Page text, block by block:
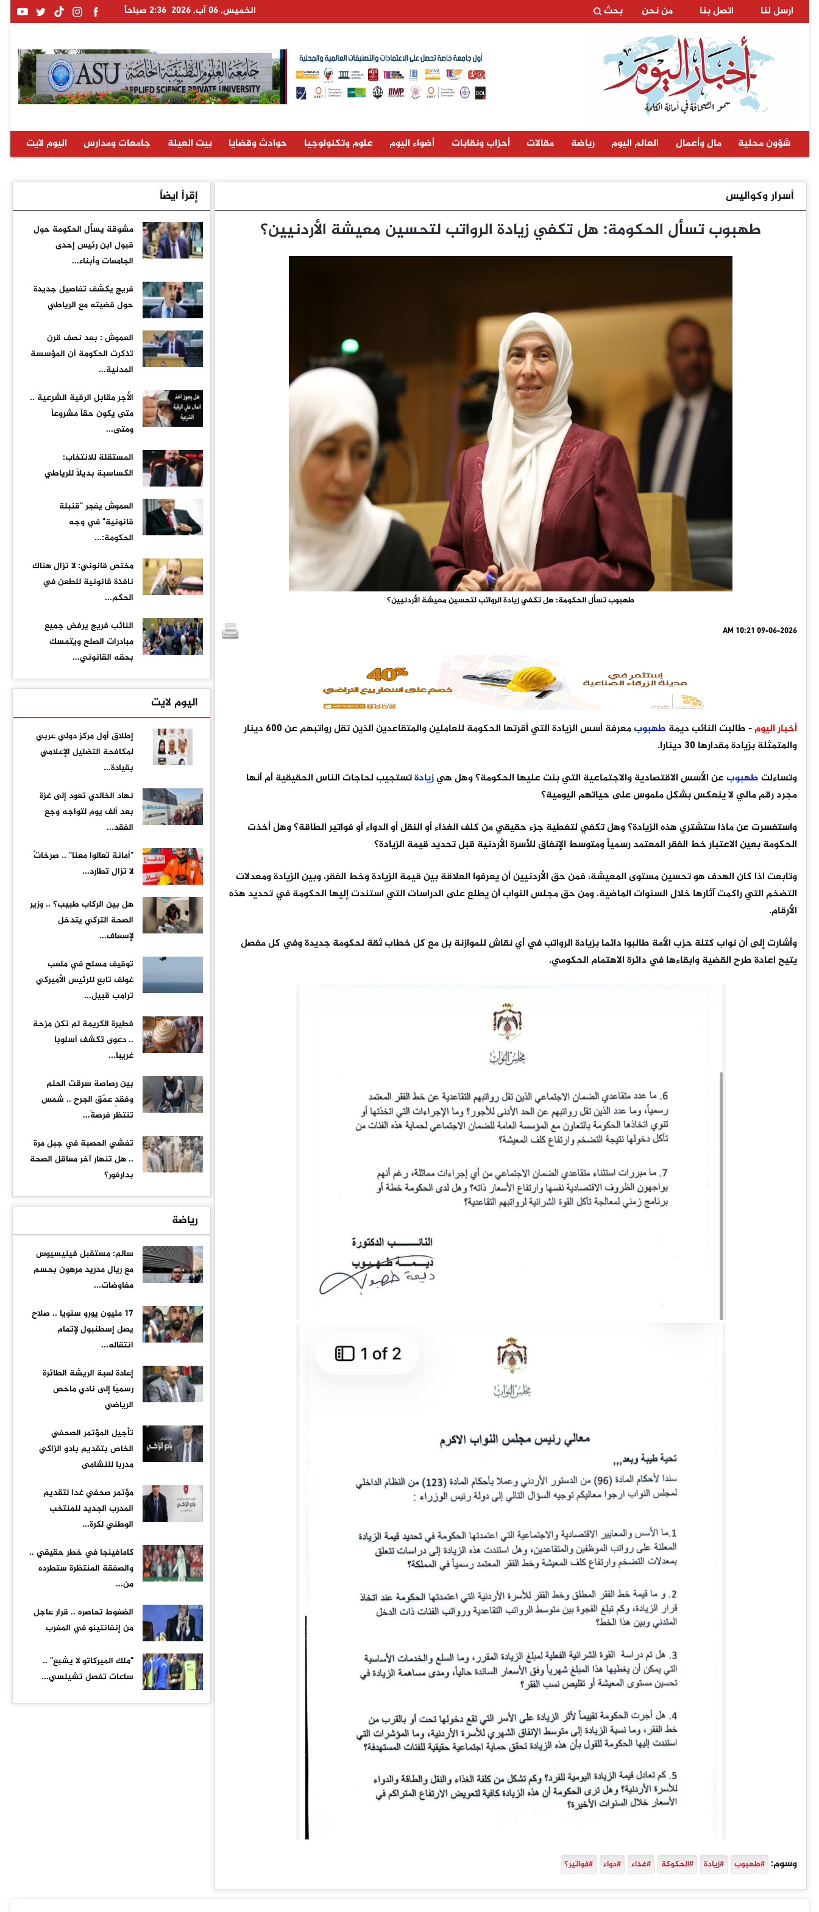
ارسل لنا اتصل بنا من نحن بحث الخميس, 06 آب, 2026 2:36 صباحاً
شؤون محلية مال وأعمال العالم اليوم رياضة مقالات أحزاب ونقابات أضواء اليوم علوم وتكنولوجيا حوادث وقضايا بيت العيلة جامعات ومدارس اليوم لايت
أسرار وكواليس
طهبوب تسأل الحكومة: هل تكفي زيادة الرواتب لتحسين معيشة الأردنيين؟
طهبوب تسأل الحكومة: هل تكفي زيادة الرواتب لتحسين معيشة الأردنيين؟
09-06-2026 10:21 AM
أخبار اليوم- طالبت النائب ديمة طهبوب
معرفة أسس الزيادة التي أقرتها الحكومة للعاملين والمتقاعدين الذين تقل رواتبهم عن 600 دينار
والمتمثلة بزيادة مقدارها 30 دينارا.
وتساءلتطهبوبعن الأسس الاقتصادية والاجتماعية التي بنت عليها الحكومة؟ وهل هيزيادةتستجيب لحاجات الناس الحقيقية أم أنها
مجرد رقم مالي لا ينعكس بشكل ملموس على حياتهم اليومية؟
واستفسرت عن ماذا ستشتري هذه الزيادة؟ وهل تكفي لتغطية جزء حقيقي من كلف الغذاء أو النقل أو الدواء أو فواتير الطاقة؟ وهل أخذت
الحكومة بعين الاعتبار خط الفقر المعتمد رسمياً ومتوسط الإنفاق للأسرة الأردنية قبل تحديد قيمة الزيادة؟
وتابعت اذا كان الهدف هو تحسين مستوى المعيشة، فمن حق الأردنيين أن يعرفوا العلاقة بين قيمة الزيادة وخط الفقر، وبين الزيادة ومعدلات
التضخم التي راكمت آثارها خلال السنوات الماضية. ومن حق مجلس النواب أن يطلع على الدراسات التي استندت إليها الحكومة في تحديد هذه
الأرقام.
وأشارت إلى أن نواب كتلة حزب الأمة طالبوا دائما بزيادة الرواتب في أي نقاش للموازنة بل مع كل خطاب ثقة لحكومة جديدة وفي كل مفصل
يتيح اعادة طرح القضية وابقاءها في دائرة الاهتمام الحكومي.
وسوم: #طهبوب #زيادة #الحكوكة #غذاء #دواء #فواتير؟
إقرأ ايضاً
مشوقة يسأل الحكومة حول
قبول ابن رئيس إحدى
الجامعات وأبناء...
فريج يكشف تفاصيل جديدة
حول قضيته مع الرياطي
العموش : بعد نصف قرن
تذكرت الحكومة أن المؤسسة
المدنية...
الأجر مقابل الرقية الشرعية ..
متى يكون حقاً مشروعاً
ومتى...
المستقلة للانتخاب:
الكساسبة بديلاً للرياطي
العموش يفجر "قنبلة
قانونية" في وجه
الحكومة:...
مختص قانوني: لا تزال هناك
نافذة قانونية للطعن في
الحكم...
النائب فريج يرفض جميع
مبادرات الصلح ويتمسك
بحقه القانوني...
اليوم لايت
إطلاق أول مركز دولي عربي
لمكافحة التضليل الإعلامي
بقيادة...
نهاد الخالدي تعود إلى غزة
بعد ألف يوم لتواجه وجع
الفقد...
"أمانة تعالوا معنا" .. صرخاتٌ
لا تزال تطارد...
هل بين الركاب طبيب؟ .. وزير
الصحة التركي يتدخل
لإسعاف...
توقيف مسلح في ملعب
غولف تابع للرئيس الأميركي
ترامب قبيل...
فطيرة الكريمة لم تكن مزحة
.. دعوى تكشف أسلوبا
غريبا...
بين رصاصة سرقت الحلم
وفقدٍ عمّق الجرح .. شمس
تنتظر فرصةً...
تفشي الحصبة في جبل مرة
.. هل تنهار آخر معاقل الصحة
بدارفور؟
رياضة
سالم: مستقبل فينيسيوس
مع ريال مدريد مرهون بحسم
مفاوضات...
17 مليون يورو سنويا .. صلاح
يصل إسطنبول لإتمام
انتقاله...
إعادة لعبة الريشة الطائرة
رسميًا إلى نادي ماحص
الرياضي
تأجيل المؤتمر الصحفي
الخاص بتقديم بادو الزاكي
مدربا للنشامى
مؤتمر صحفي غدا لتقديم
المدرب الجديد للمنتخب
الوطني لكرة...
كامافينجا في خطر حقيقي ..
والصفقة المنتظرة ستطرده
من...
الضغوط تحاصره .. قرار عاجل
من إنفانتينو في المغرب
"ملك الميركاتو لا يشبع" ..
ساعات تفصل تشيلسي...